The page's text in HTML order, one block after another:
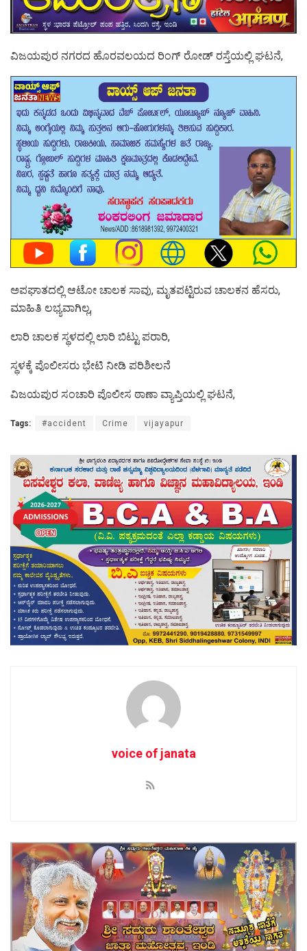
ವಿಜಯಪುರ ನಗರದ ಹೊರವಲಯದ ರಿಂಗ್ ರೋಡ್ ರಸ್ತೆಯಲ್ಲಿ ಘಟನೆ,
ಅಪಘಾತದಲ್ಲಿ ಆಟೋ ಚಾಲಕ ಸಾವು, ಮೃತಪಟ್ಟಿರುವ ಚಾಲಕನ ಹೆಸರು,
ಮಾಹಿತಿ ಲಭ್ಯವಾಗಿಲ್ಲ,
ಲಾರಿ ಚಾಲಕ ಸ್ಥಳದಲ್ಲಿ ಲಾರಿ ಬಿಟ್ಟು ಪರಾರಿ,
ಸ್ಥಳಕ್ಕೆ ಪೊಲೀಸರು ಭೇಟಿ ನೀಡಿ ಪರಿಶೀಲನೆ
ವಿಜಯಪುರ ಸಂಚಾರಿ ಪೊಲೀಸ ಠಾಣಾ ವ್ಯಾಪ್ತಿಯಲ್ಲಿ ಘಟನೆ,
Tags: #accident Crime vijayapur
voice of janata